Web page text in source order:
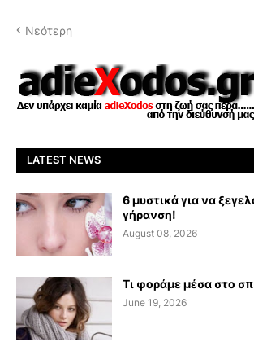
Νεότερη
LATEST NEWS
6 μυστικά για να
γήρανση!
August 08, 2026
Τι φοράμε μέσα στο
June 19, 2026